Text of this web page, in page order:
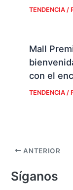
TENDENCIA/
Mall
con el
TENDENCIA/
ANTERIOR
Síganos